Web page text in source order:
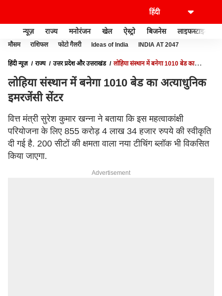
न्यूज़ राज्य मनोरंजन खेल ऐस्ट्रो बिजनेस लाइफस्टाइल
मौसम राशिफल फोटो गैलरी Ideas of India INDIA AT 2047
हिंदी न्यूज़ राज्य उत्तर प्रदेश और उत्तराखंड
लोहिया संस्थान में बनेगा 1010 बेड का
लोहिया संस्थान में बनेगा 1010 बेड का अत्याधुनिक
इमरजेंसी सेंटर
वित्त मंत्री सुरेश कुमार खन्ना ने बताया कि इस महत्वाकांक्षी
परियोजना के लिए 855 करोड़ 4 लाख 34 हजार रुपये की स्वीकृति
दी गई है. 200 सीटों की क्षमता वाला नया टीचिंग ब्लॉक भी विकसित
किया जाएगा.
Advertisement